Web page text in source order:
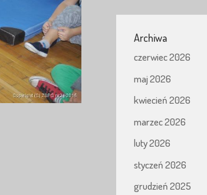
Archiwa
czerwiec 2026
maj 2026
kwiecień 2026
marzec 2026
luty 2026
styczeń 2026
grudzień 2025